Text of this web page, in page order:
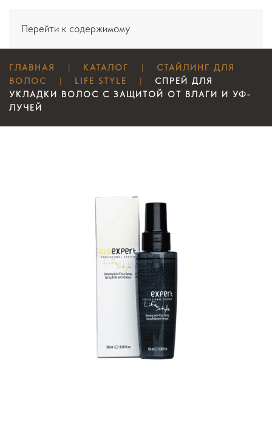
Перейти к содержимому
ГЛАВНАЯ КАТАЛОГ
СТАЙЛИНГ ДЛЯ
ВОЛОС
LIFE STYLE
СПРЕЙ ДЛЯ
УКЛАДКИ ВОЛОС С ЗАЩИТОЙ ОТ ВЛАГИ И УФ-
ЛУЧЕЙ